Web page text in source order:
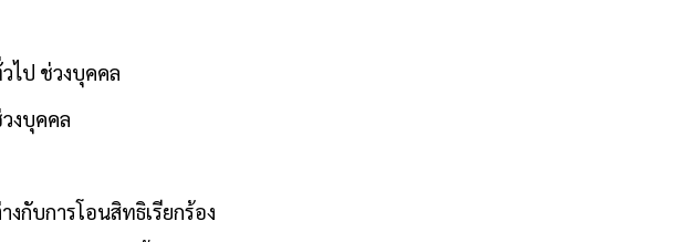
ไป ช่วงบุคคล
งบุคคล
งกับการโอนสิทธิเรียกร้อง